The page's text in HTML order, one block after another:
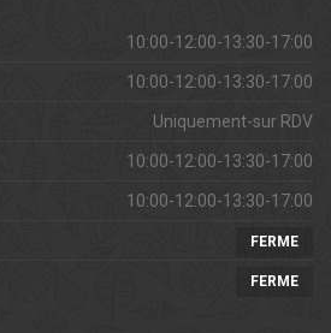
10:00-12:00-13:30-17:00
10:00-12:00-13:30-17:00
Uniquement-sur RDV
10:00-12:00-13:30-17:00
10:00-12:00-13:30-17:00
FERME
FERME